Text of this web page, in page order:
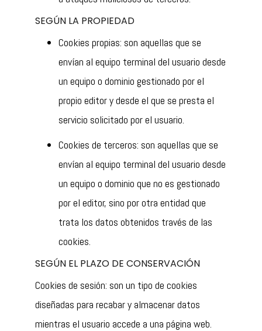
SEGÚN LA PROPIEDAD
Cookies propias: son aquellas que se
envían al equipo terminal del usuario desde
un equipo o dominio gestionado por el
propio editor y desde el que se presta el
servicio solicitado por el usuario.
Cookies de terceros: son aquellas que se
envían al equipo terminal del usuario desde
un equipo o dominio que no es gestionado
por el editor, sino por otra entidad que
trata los datos obtenidos través de las
cookies.
SEGÚN EL PLAZO DE CONSERVACIÓN
Cookies de sesión: son un tipo de cookies
diseñadas para recabar y almacenar datos
mientras el usuario accede a una página web.